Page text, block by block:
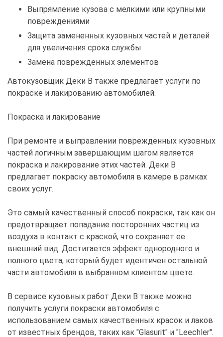
Выпрямление кузова с мелкими или крупными
повреждениями
Защита замененных кузовных частей и деталей
для увеличения срока службы
Замена поврежденных элементов
Автокузовщик Деки В также предлагает услуги по
покраске и лакированию автомобилей.
Покраска и лакирование
При ремонте и выправлении поврежденных кузовных
частей логичным завершающим шагом является
покраска и лакирование этих частей. Деки В
предлагает покраску автомобиля в камере в рамках
своих услуг.
Это самый качественный способ покраски, так как он
предотвращает попадание посторонних частиц из
воздуха в контакт с краской, что сохраняет ее
внешний вид. Достигается эффект однородного и
полного цвета, который будет идентичен остальной
части автомобиля в выбранном клиентом цвете.
В сервисе кузовных работ Деки В также можно
получить услуги покраски автомобиля с
использованием самых качественных красок и лаков
от известных брендов, таких как "Glasurit" и "Leechler".